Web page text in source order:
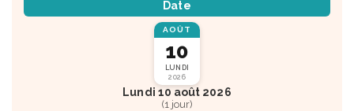
Date
AOÛT
10
LUNDI
2026
Lundi 10 août 2026
(1 jour)